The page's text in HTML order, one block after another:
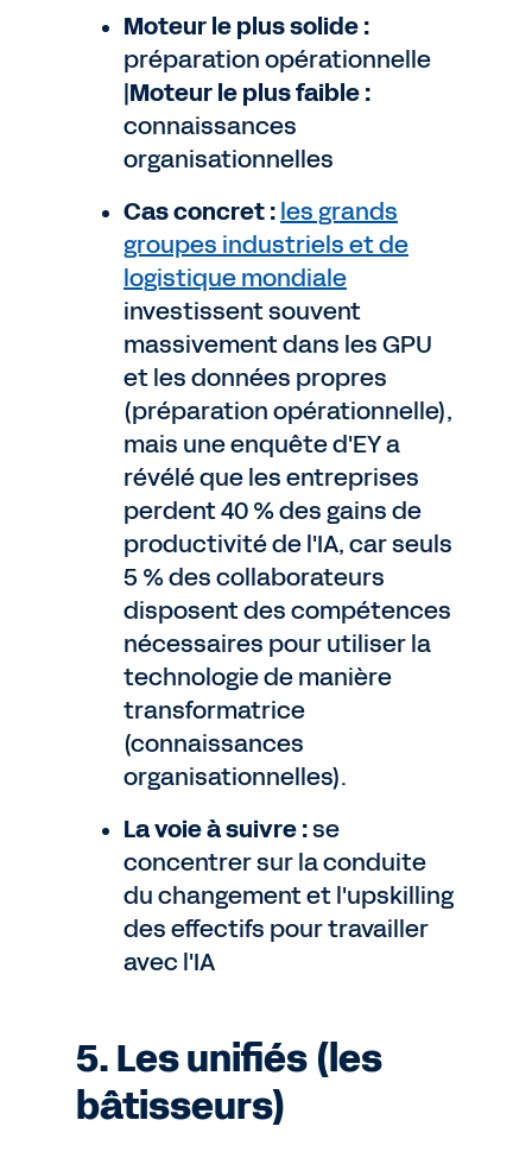
Moteur le plus solide :
préparation opérationnelle
|Moteur le plus faible :
connaissances
organisationnelles
Cas concret :les grands
groupes industriels et de
logistique mondiale
investissent souvent
massivement dans les GPU
et les données propres
(préparation opérationnelle),
mais une enquête d'EY a
révélé que les entreprises
perdent 40 % des gains de
productivité de l'IA, car seuls
5 % des collaborateurs
disposent des compétences
nécessaires pour utiliser la
technologie de manière
transformatrice
(connaissances
organisationnelles).
La voie à suivre :se
concentrer sur la conduite
du changement et l'upskilling
des effectifs pour travailler
avec l'IA
5. Les unifiés (les
bâtisseurs)